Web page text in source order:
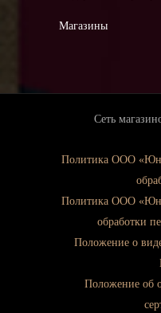
Магазины
Сеть
Политика ООО
Политика ООО
обработки
Положение о
Положение об